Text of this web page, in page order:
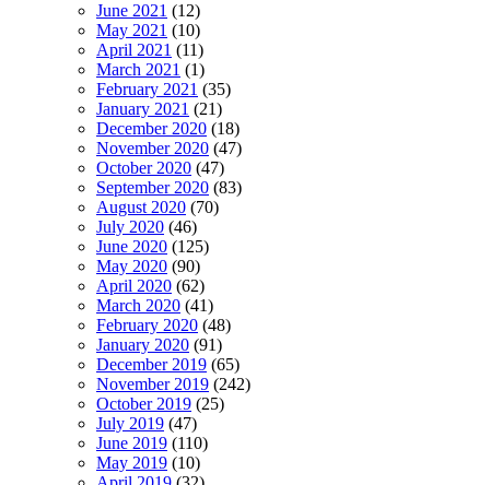
June 2021 (12)
May 2021 (10)
April 2021 (11)
March 2021 (1)
February 2021 (35)
January 2021 (21)
December 2020 (18)
November 2020 (47)
October 2020 (47)
September 2020 (83)
August 2020 (70)
July 2020 (46)
June 2020 (125)
May 2020 (90)
April 2020 (62)
March 2020 (41)
February 2020 (48)
January 2020 (91)
December 2019 (65)
November 2019 (242)
October 2019 (25)
July 2019 (47)
June 2019 (110)
May 2019 (10)